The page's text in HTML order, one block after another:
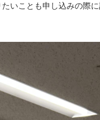
いことも申し込みの際